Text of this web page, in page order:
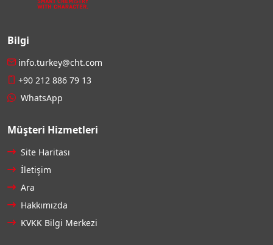
Bilgi
info.turkey@cht.com
+90 212 886 79 13
WhatsApp
Müşteri Hizmetleri
Site Haritası
İletişim
Ara
Hakkımızda
KVKK Bilgi Merkezi